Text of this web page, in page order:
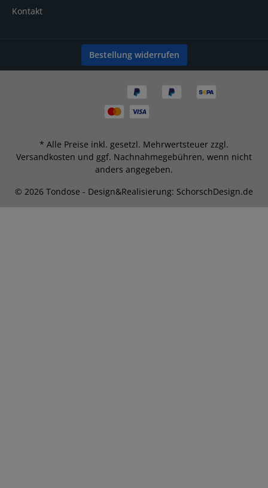
Kontakt
Bestellung widerrufen
© 2026 Tondose - Design&Realisierung: SchorschDesign.de
* Alle Preise inkl. gesetzl. Mehrwertsteuer zzgl.
Versandkosten und ggf. Nachnahmegebühren, wenn nicht
anders angegeben.